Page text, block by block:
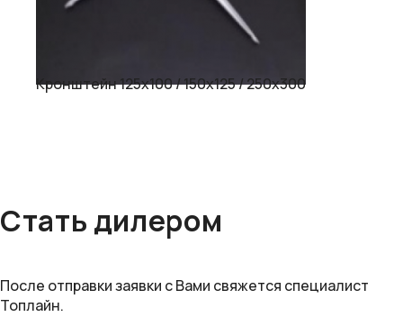
Кронштейн 125х100 / 150х125 / 250х300
Стать дилером
После отправки заявки с Вами свяжется специалист
Топлайн.